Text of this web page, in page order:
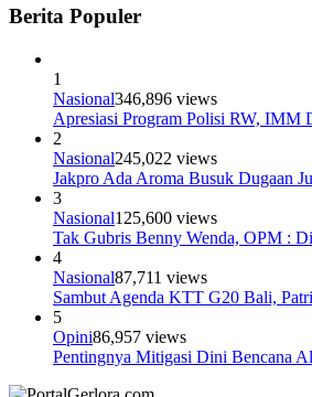
Berita Populer
1
Nasional346,896 views
Apresiasi Program Polisi RW,
2
Nasional245,022 views
Jakpro Ada Aroma Busuk Dugaan
3
Nasional125,600 views
Tak Gubris Benny Wenda, OPM :
4
Nasional87,711 views
Sambut Agenda KTT G20 Bali,
5
Opini86,957 views
Pentingnya Mitigasi Dini Bencana